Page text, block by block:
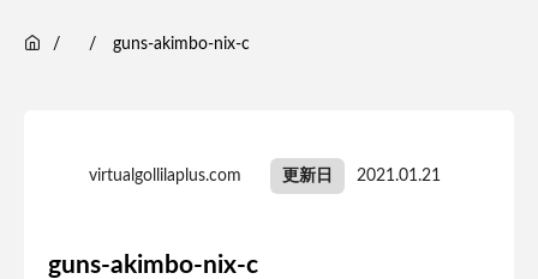
guns-akimbo-nix-c
virtualgollilaplus.com 更新日 2021.01.21
guns-akimbo-nix-c